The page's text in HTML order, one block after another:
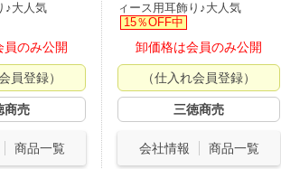
♪大人気
員のみ公開
員登録）
商売
商品一覧
ィース用耳飾り♪大人気
15％OFF中
卸価格は会員のみ公開
（仕入れ会員登録）
三徳商売
会社情報 商品一覧